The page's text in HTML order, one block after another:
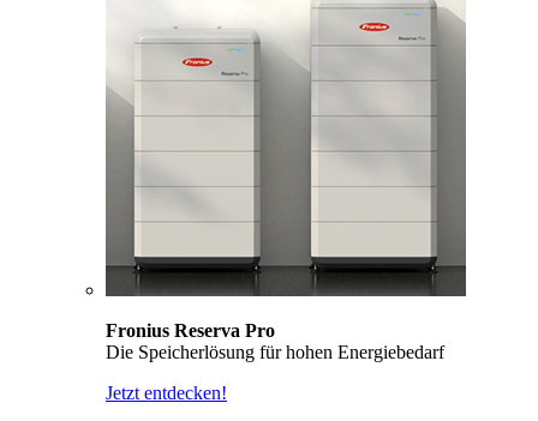
Fronius Reserva Pro
Die Speicherlösung für hohen Energiebedarf
Jetzt entdecken!